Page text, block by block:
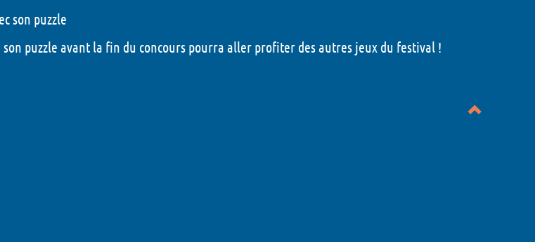
son puzzle
puzzle avant la fin du concours pourra aller profiter des autres jeux du festival !